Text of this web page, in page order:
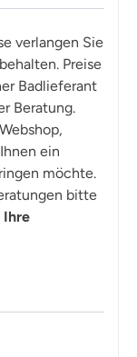
verlangen Sie
Preise
Badlieferant
Beratung.
ein
möchte.
bitte
Ihre